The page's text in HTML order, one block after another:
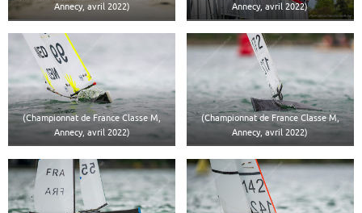
Annecy, avril 2022)
Annecy, avril 2022)
(Championnat de France Classe M,
Annecy, avril 2022)
(Championnat de France Classe M,
Annecy, avril 2022)